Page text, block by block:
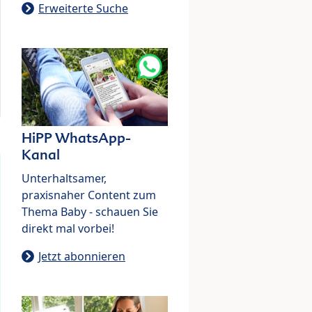
Erweiterte Suche
HiPP WhatsApp-
Kanal
Unterhaltsamer,
praxisnaher Content zum
Thema Baby - schauen Sie
direkt mal vorbei!
Jetzt abonnieren